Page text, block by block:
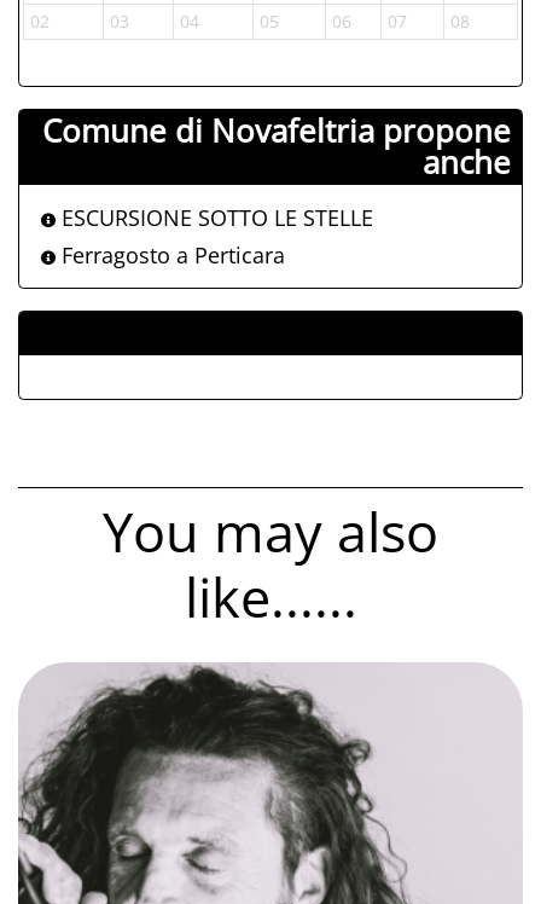
02
03 04 05 06 07 08
Comune di Novafeltria propone
anche
ESCURSIONE SOTTO LE STELLE
Ferragosto a Perticara
You may also
like......